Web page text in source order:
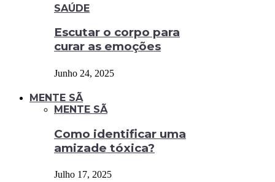
SAÚDE
Escutar o corpo para
curar as emoções
Junho 24, 2025
MENTE SÃ
MENTE SÃ
Como identificar uma
amizade tóxica?
Julho 17, 2025